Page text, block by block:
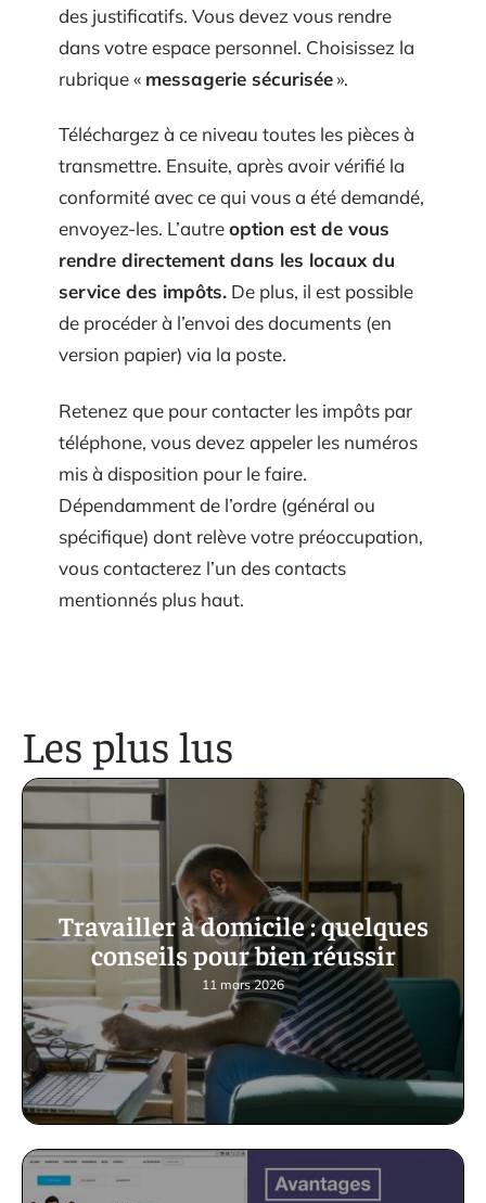
des justificatifs. Vous devez vous rendre
dans votre espace personnel. Choisissez la
rubrique « messagerie sécurisée».
Téléchargez à ce niveau toutes les pièces à
transmettre. Ensuite, après avoir vérifié la
conformité avec ce qui vous a été demandé,
envoyez-les. L’autreoption est de vous
rendre directement dans les locaux du
service des impôts. De plus, il est possible
de procéder à l’envoi des documents (en
version papier) via la poste.
Retenez que pour contacter les impôts par
téléphone, vous devez appeler les numéros
mis à disposition pour le faire.
Dépendamment de l’ordre (général ou
spécifique) dont relève votre préoccupation,
vous contacterez l’un des contacts
mentionnés plus haut.
Les plus lus
Travailler à domicile : quelques
conseils pour bien réussir
11 mars 2026